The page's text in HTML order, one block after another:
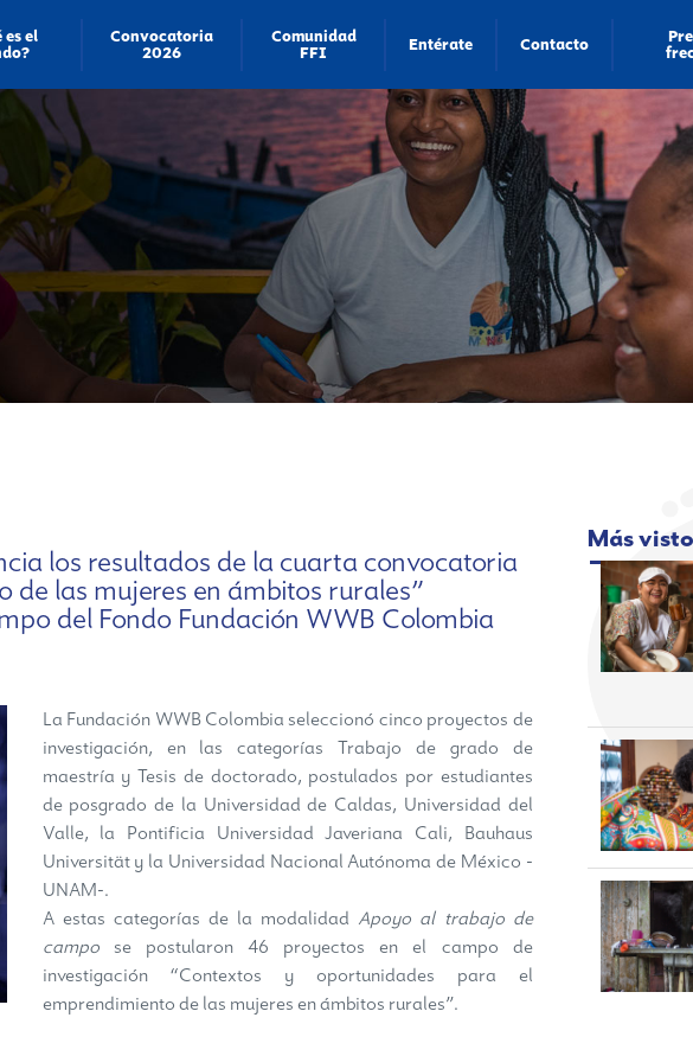
es el
Convocatoria
2026
Comunidad
FFI
Entérate Contacto
los resultados de la cuarta convocatoria
las mujeres en ámbitos rurales”
del Fondo Fundación WWB Colombia
La Fundación WWB Colombia seleccionó cinco proyectos de
investigación, en las categorías Trabajo de grado de
maestría y Tesis de doctorado, postulados por estudiantes
de posgrado de la Universidad de Caldas, Universidad del
Valle, la Pontificia Universidad Javeriana Cali, Bauhaus
Universität y la Universidad Nacional Autónoma de México -
UNAM-.
A estas categorías de la modalidad Apoyo al trabajo de
campose postularon 46 proyectos en el campo de
investigación “Contextos y oportunidades para el
emprendimiento de las mujeres en ámbitos rurales”.
Más